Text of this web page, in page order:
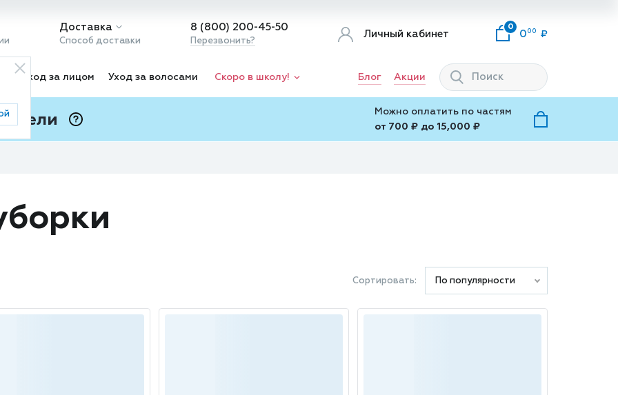
Доставка
Способ доставки
8 (800) 200-45-50
Перезвонить?
Личный кабинет
0
0 00
Уход за лицом Уход за волосами Скоро в школу! Блог Акции
Можно оплатить по частям
от 700 ₽ до 15,000 ₽
Сортировать: По популярности